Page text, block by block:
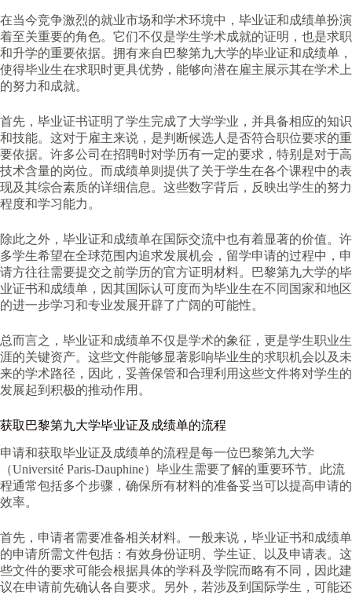
在当今竞争激烈的就业市场和学术环境中，毕业证和成绩单扮演
着至关重要的角色。它们不仅是学生学术成就的证明，也是求职
和升学的重要依据。拥有来自巴黎第九大学的毕业证和成绩单，
使得毕业生在求职时更具优势，能够向潜在雇主展示其在学术上
的努力和成就。
首先，毕业证书证明了学生完成了大学学业，并具备相应的知识
和技能。这对于雇主来说，是判断候选人是否符合职位要求的重
要依据。许多公司在招聘时对学历有一定的要求，特别是对于高
技术含量的岗位。而成绩单则提供了关于学生在各个课程中的表
现及其综合素质的详细信息。这些数字背后，反映出学生的努力
程度和学习能力。
除此之外，毕业证和成绩单在国际交流中也有着显著的价值。许
多学生希望在全球范围内追求发展机会，留学申请的过程中，申
请方往往需要提交之前学历的官方证明材料。巴黎第九大学的毕
业证书和成绩单，因其国际认可度而为毕业生在不同国家和地区
的进一步学习和专业发展开辟了广阔的可能性。
总而言之，毕业证和成绩单不仅是学术的象征，更是学生职业生
涯的关键资产。这些文件能够显著影响毕业生的求职机会以及未
来的学术路径，因此，妥善保管和合理利用这些文件将对学生的
发展起到积极的推动作用。
获取巴黎第九大学毕业证及成绩单的流程
申请和获取毕业证及成绩单的流程是每一位巴黎第九大学
（Université Paris-Dauphine）毕业生需要了解的重要环节。此流
程通常包括多个步骤，确保所有材料的准备妥当可以提高申请的
效率。
首先，申请者需要准备相关材料。一般来说，毕业证书和成绩单
的申请所需文件包括：有效身份证明、学生证、以及申请表。这
些文件的要求可能会根据具体的学科及学院而略有不同，因此建
议在申请前先确认各自要求。另外，若涉及到国际学生，可能还